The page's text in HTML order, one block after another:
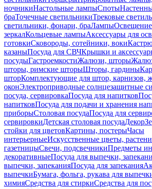
ночникиНастольные лампыСпоты
браТочечные светильникиТрековые
светильники, фонари, браЛампы
зеркалКольцевые лампыАксессуары для
готовкиСковороды, сотейники, воки
казаныПосуда для СВЧКрышки и
посудыГастроемкостиЖалюзи, шторы
шторы, римские шторыШторы, гардины
шторКомплектующие для штор, карнизов,
оконЭлектроприводные солнцезащитные
посуда, сервировкаПосуда для напитков
напитковПосуда для подачи и хранения
приборыСтоловая посудаПосуда для
сервировкиДетская столовая посудаДекор
стойки для цветовКартины, постерыЧасы
интерьерныеИскусственные цветы,
газетницыСвечи, подсвечникиПредметы
декоративныеПосуда для выпечки,
выпечки, запеканияПосуда для запекания
выпечкиБумага, фольга, рукава для
химияСредства для стиркиСредства для